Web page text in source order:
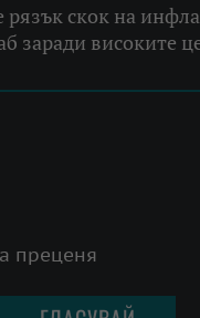
скок на
заради високите
преценя